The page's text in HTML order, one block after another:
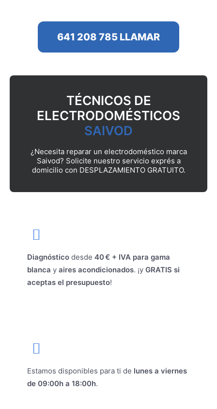
641 208 785 LLAMAR
TÉCNICOS DE
ELECTRODOMÉSTICOS
SAIVOD
¿Necesita reparar un electrodoméstico marca
Saivod? Solicite nuestro servicio exprés a
domicilio con DESPLAZAMIENTO GRATUITO.
Diagnóstico desde 40 € + IVA para gama
blanca y aires acondicionados. ¡y GRATIS si
aceptas el presupuesto!
Estamos disponibles para ti de lunes a viernes
de 09:00h a 18:00h.